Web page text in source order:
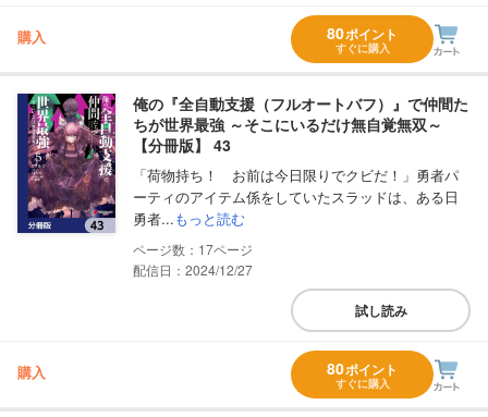
購入 80ポイント
すぐに購入
俺の『全自動支援（フルオートバフ）』で仲間た
ちが世界最強 ～そこにいるだけ無自覚無双～
【分冊版】 43
「荷物持ち！ お前は今日限りでクビだ！」勇者パ
ーティのアイテム係をしていたスラッドは、ある日
勇者...もっと読む
17
配信日：2024/12/27
試し読み
購入 80ポイント
すぐに購入